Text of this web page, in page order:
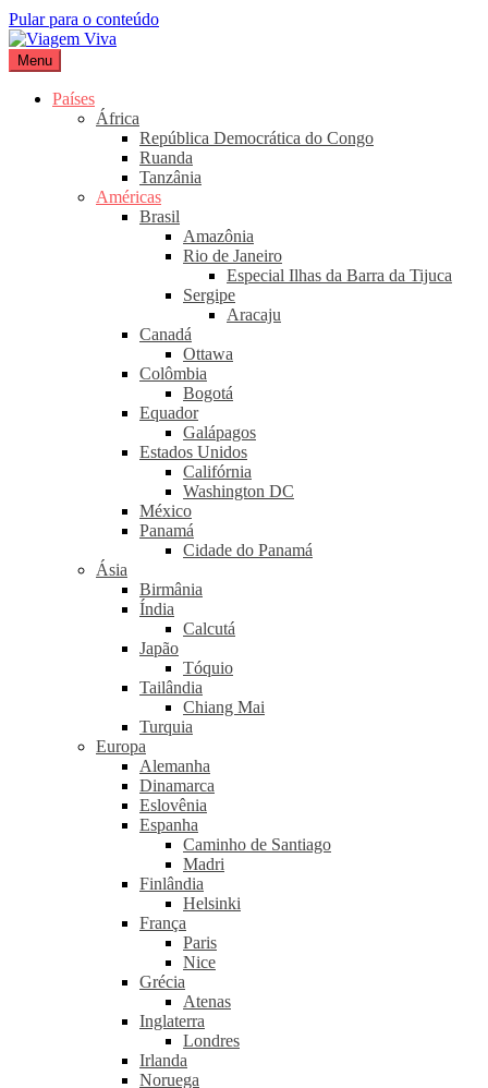
Pular para o conteúdo
Viagem Viva
Seu portal de turismo sustentável
Menu
Países
África
República Democrática do Congo
Ruanda
Tanzânia
Américas
Brasil
Amazônia
Rio de Janeiro
Especial Ilhas da Barra da Tijuca
Sergipe
Aracaju
Canadá
Ottawa
Colômbia
Bogotá
Equador
Galápagos
Estados Unidos
Califórnia
Washington DC
México
Panamá
Cidade do Panamá
Ásia
Birmânia
Índia
Calcutá
Japão
Tóquio
Tailândia
Chiang Mai
Turquia
Europa
Alemanha
Dinamarca
Eslovênia
Espanha
Caminho de Santiago
Madri
Finlândia
Helsinki
França
Paris
Nice
Grécia
Atenas
Inglaterra
Londres
Irlanda
Noruega